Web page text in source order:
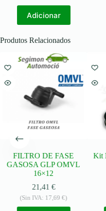
Adicionar
Produtos Relacionados
FILTRO DE FASE
GASOSA GLP OMVL
16×12
21,41 €
(Sin IVA: 17,69€)
Kit